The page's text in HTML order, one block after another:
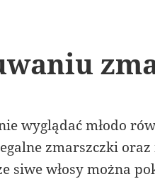
wyglądać młodo
zmarszczki
siwe włosy można